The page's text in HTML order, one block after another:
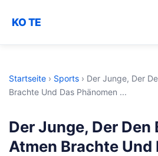
KO TE
Startseite › Sports › Der Junge, Der
Brachte Und Das Phänomen ...
Der Junge, Der Den
Atmen Brachte Und